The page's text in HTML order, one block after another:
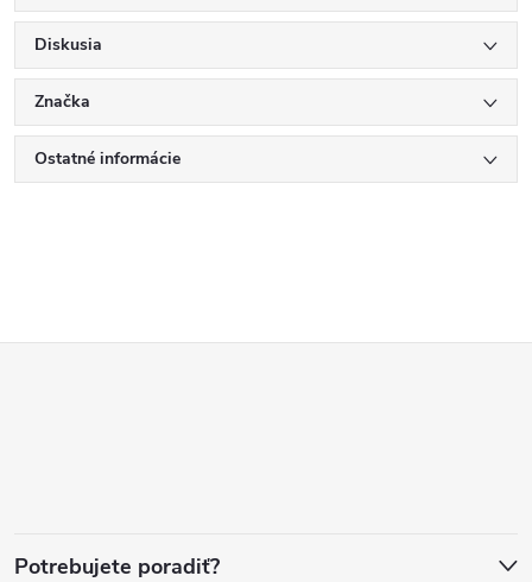
Diskusia
Značka
Ostatné informácie
äPotrebujete poradiť?